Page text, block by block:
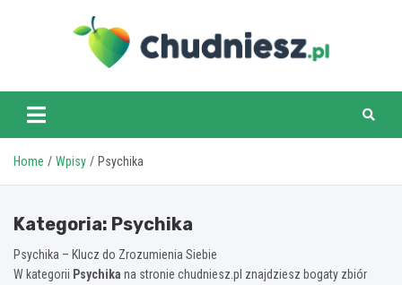
chudniesz.pl
Home Wpisy Psychika
Kategoria: Psychika
Psychika – Klucz do Zrozumienia Siebie
W kategorii Psychika na stronie chudniesz.pl znajdziesz bogaty zbiór